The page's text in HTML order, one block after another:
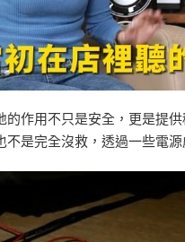
作用不只是安全，更是提
是完全沒救，透過一些電